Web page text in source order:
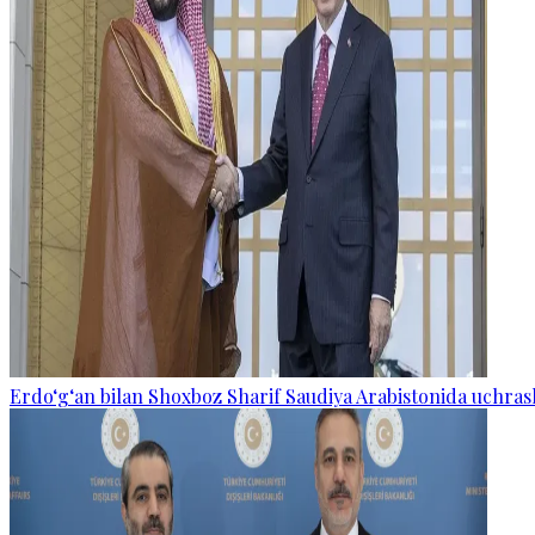
Erdo‘g‘an bilan Shoxboz Sharif Saudiya Arabistonida